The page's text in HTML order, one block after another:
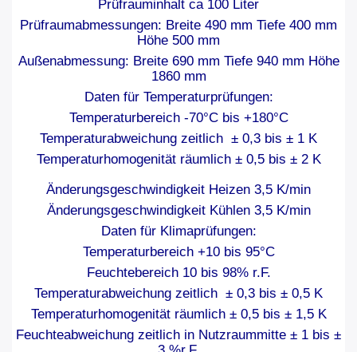
Prüfrauminhalt ca 100 Liter
Prüfraumabmessungen: Breite 490 mm Tiefe 400 mm
Höhe 500 mm
Außenabmessung: Breite 690 mm Tiefe 940 mm Höhe
1860 mm
Daten für Temperaturprüfungen:
Temperaturbereich -70°C bis +180°C
Temperaturabweichung zeitlich ± 0,3 bis ± 1 K
Temperaturhomogenität räumlich ± 0,5 bis ± 2 K
Änderungsgeschwindigkeit Heizen 3,5 K/min
Änderungsgeschwindigkeit Kühlen 3,5 K/min
Daten für Klimaprüfungen:
Temperaturbereich +10 bis 95°C
Feuchtebereich 10 bis 98% r.F.
Temperaturabweichung zeitlich ± 0,3 bis ± 0,5 K
Temperaturhomogenität räumlich ± 0,5 bis ± 1,5 K
Feuchteabweichung zeitlich in Nutzraummitte ± 1 bis ±